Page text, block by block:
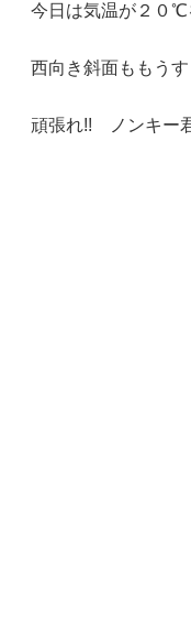
今日は気温が２０℃
西向き斜面ももう
頑張れ!! ノンキー